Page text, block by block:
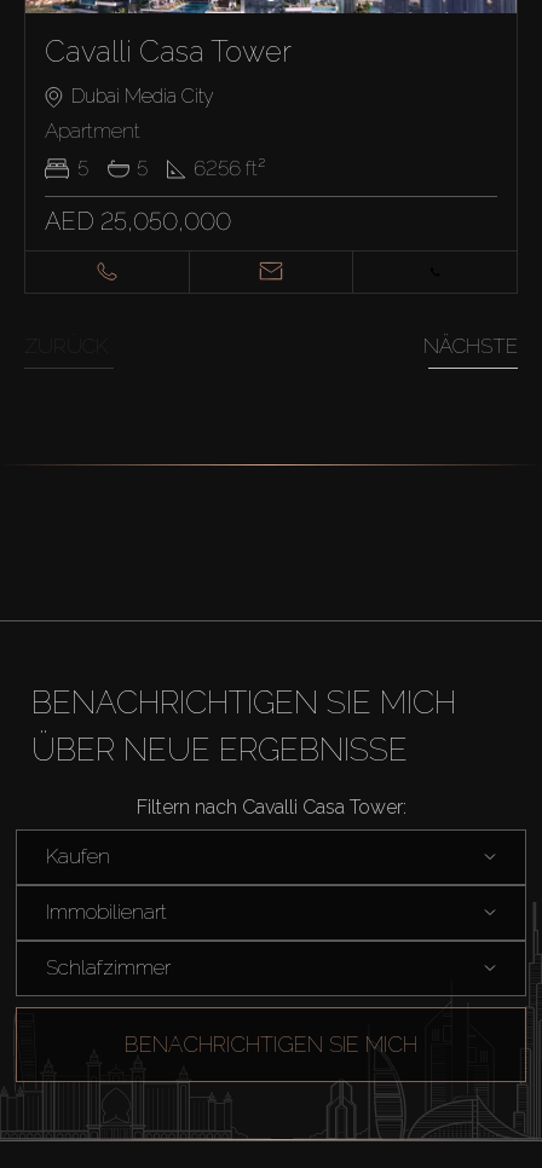
Cavalli Casa Tower
Dubai Media City
Apartment
5
5 6256 ft²
AED 25,050,000
NÄCHSTE
BENACHRICHTIGEN SIE MICH
ÜBER NEUE ERGEBNISSE
Filtern nach Cavalli Casa Tower:
Kaufen
Immobilienart
Schlafzimmer
BENACHRICHTIGEN SIE MICH